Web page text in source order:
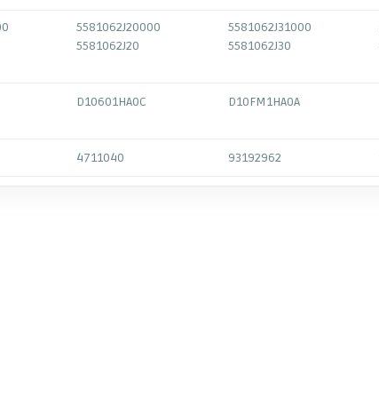
5581062J20000 5581062J31000
5581062J20 5581062J30
D10601HA0C D10FM1HA0A
4711040 93192962